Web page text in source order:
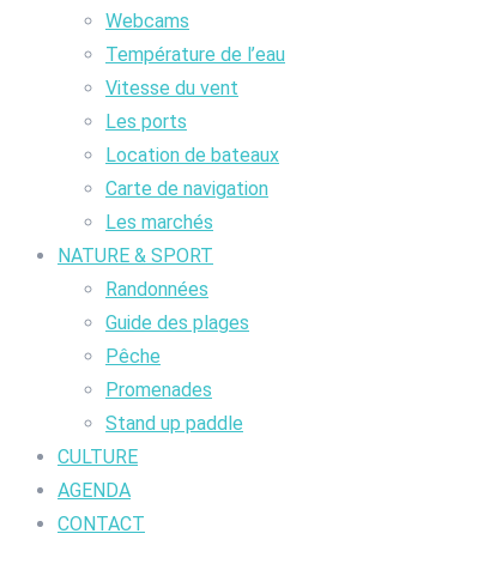
Webcams
Température de l’eau
Vitesse du vent
Les ports
Location de bateaux
Carte de navigation
Les marchés
NATURE & SPORT
Randonnées
Guide des plages
Pêche
Promenades
Stand up paddle
CULTURE
AGENDA
CONTACT